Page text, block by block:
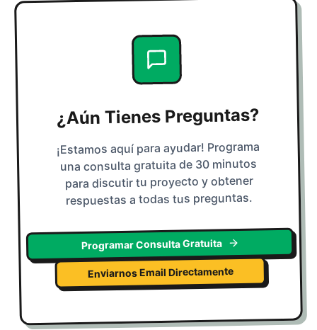
¿Aún Tienes Preguntas?
¡Estamos aquí para ayudar! Programa
una consulta gratuita de 30 minutos
para discutir tu proyecto y obtener
respuestas a todas tus preguntas.
Programar Consulta Gratuita
Enviarnos Email Directamente